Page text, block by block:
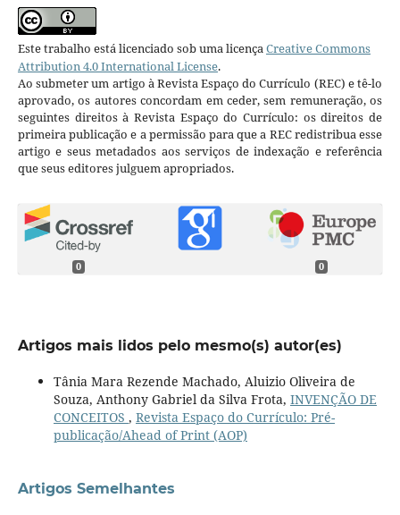
Este trabalho está licenciado sob uma licençaCreative Commons
Attribution 4.0 International License.
Ao submeter um artigo à Revista Espaço do Currículo (REC) e tê-lo
aprovado, os autores concordam em ceder, sem remuneração, os
seguintes direitos à Revista Espaço do Currículo: os direitos de
primeira publicação e a permissão para que a REC redistribua esse
artigo e seus metadados aos serviços de indexação e referência
que seus editores julguem apropriados.
0 0
Artigos mais lidos pelo mesmo(s) autor(es)
Tânia Mara Rezende Machado, Aluizio Oliveira de
Souza, Anthony Gabriel da Silva Frota, INVENÇÃO DE
CONCEITOS , Revista Espaço do Currículo: Pré-
publicação/Ahead of Print (AOP)
Artigos Semelhantes